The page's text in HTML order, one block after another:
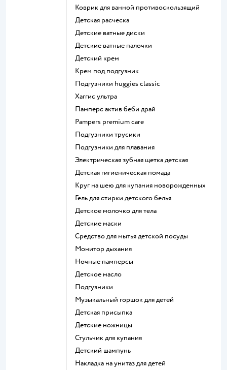
коврик для ванной противоскользящий
детская расческа
детские ватные диски
детские ватные палочки
детский крем
крем под подгузник
подгузники huggies classic
хаггис ультра
памперс актив беби драй
pampers premium care
подгузники трусики
подгузники для плавания
электрическая зубная щетка детская
детская гигиеническая помада
круг на шею для купания новорожденных
гель для стирки детского белья
детское молочко для тела
детские маски
средство для мытья детской посуды
монитор дыхания
ночные памперсы
детское масло
подгузники
музыкальный горшок для детей
детская присыпка
детские ножницы
стульчик для купания
детский шампунь
накладка на унитаз для детей